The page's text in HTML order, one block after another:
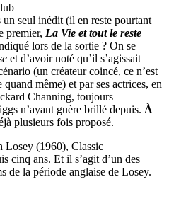
seul inédit (il en reste pourtant
premier, La Vie et tout le reste
lors de la sortie ? On se
et d’avoir noté qu’il s’agissait
(un créateur coincé, ce n’est
même) et par ses actrices, en
Channing, toujours
n’ayant guère brillé depuis. À
plusieurs fois proposé.
Losey (1960), Classic
cinq ans. Et il s’agit d’un des
de la période anglaise de Losey.